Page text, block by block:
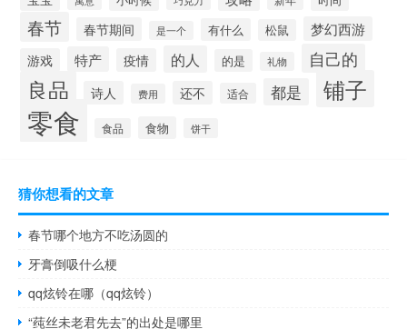
春节 春节期间 是一个 有什么 松鼠 梦幻西游
游戏 特产 疫情 的人 的是 礼物 自己的
良品 诗人 费用 还不 适合 都是 铺子
零食 食品 食物 饼干
猜你想看的文章
春节哪个地方不吃汤圆的
牙膏倒吸什么梗
qq炫铃在哪（qq炫铃）
“莼丝未老君先去”的出处是哪里